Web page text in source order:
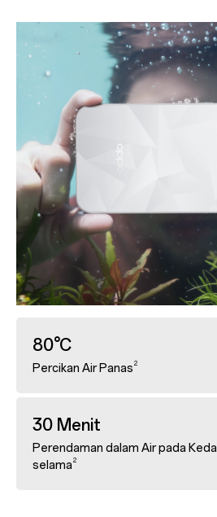
80°C
Percikan Air Panas 2
30 Menit
Perendaman dalam Air pada
selama2